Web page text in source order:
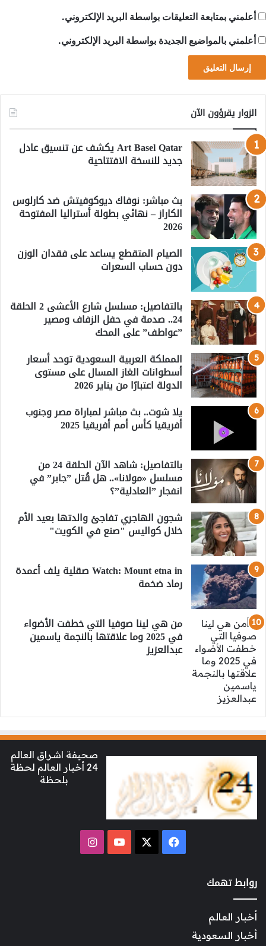
أعلمني بمتابعة التعليقات بواسطة البريد الإلكتروني.
أعلمني بالمواضيع الجديدة بواسطة البريد الإلكتروني.
الزوار يقرؤون الآن
Art Basel Qatar يكشف عن تنسيق عادل
جديد للنسخة الافتتاحية
بث مباشر: نوفاك ديوكوفيتش ضد كارلوس
الكاراز – نهائي بطولة أستراليا المفتوحة
2026
الصيام المتقطع يساعد على فقدان الوزن
دون حساب السعرات
بالتفاصيل: مسلسل شارع الأعشى 2 الحلقة
24.. صدمة في حفل الزفاف ومصير
”عواطف” على المحك
المملكة العربية السعودية توحد أسعار
أسطوانات الغاز المسال على مستوى
الدولة اعتبارًا من يناير 2026
يلا شوت.. بث مباشر لمباراة مصر وجنوب
أفريقيا كأس أمم أفريقيا 2025
بالتفاصيل: شاهد الآن الحلقة 24 من
مسلسل «مولانا».. هل قُتل ”جابر” في
انفجار ”العادلية”؟
شجون الهاجري تفاجئ والدتها بعيد الأم
خلال كواليس "صنع في الكويت"
Watch: Mount etna in صقلية يلف أعمدة
رماد ضخمة
من هي لينا صوفيا التي خطفت الأضواء
في 2025 وما علاقتها بالنجمة ياسمين
عبدالعزيز
صحيفة اشراق العالم
24 أخبار العالم لحظة
بلحظة
فيسبوك ‫YouTubeانستقرام
روابط تهمك
أخبار العالم
أخبار السعودية